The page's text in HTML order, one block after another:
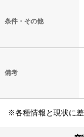
条件・その他
備考
※各種情報と現状に